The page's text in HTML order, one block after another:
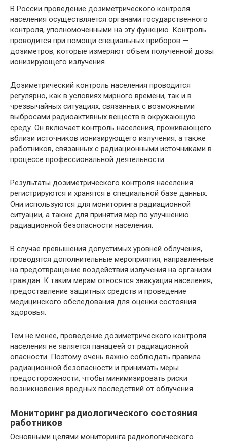
В России проведение дозиметрического контроля
населения осуществляется органами государственного
контроля, уполномоченными на эту функцию. Контроль
проводится при помощи специальных приборов —
дозиметров, которые измеряют объем полученной дозы
ионизирующего излучения.
Дозиметрический контроль населения проводится
регулярно, как в условиях мирного времени, так и в
чрезвычайных ситуациях, связанных с возможными
выбросами радиоактивных веществ в окружающую
среду. Он включает контроль населения, проживающего
вблизи источников ионизирующего излучения, а также
работников, связанных с радиационными источниками в
процессе профессиональной деятельности.
Результаты дозиметрического контроля населения
регистрируются и хранятся в специальной базе данных.
Они используются для мониторинга радиационной
ситуации, а также для принятия мер по улучшению
радиационной безопасности населения.
В случае превышения допустимых уровней облучения,
проводятся дополнительные мероприятия, направленные
на предотвращение воздействия излучения на организм
граждан. К таким мерам относятся эвакуация населения,
предоставление защитных средств и проведение
медицинского обследования для оценки состояния
здоровья.
Тем не менее, проведение дозиметрического контроля
населения не является панацеей от радиационной
опасности. Поэтому очень важно соблюдать правила
радиационной безопасности и принимать меры
предосторожности, чтобы минимизировать риски
возникновения вредных последствий от облучения.
Мониторинг радиологического состояния
работников
Основными целями мониторинга радиологического